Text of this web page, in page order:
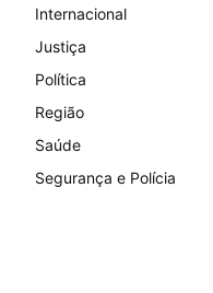
Internacional
Justiça
Política
Região
Saúde
Segurança e Polícia